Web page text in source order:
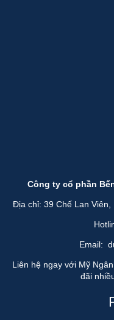
Công ty cổ phần
Địa chỉ: 39 Chế Lan Viên,
Email:
Liên hệ ngay với Mỹ
đãi